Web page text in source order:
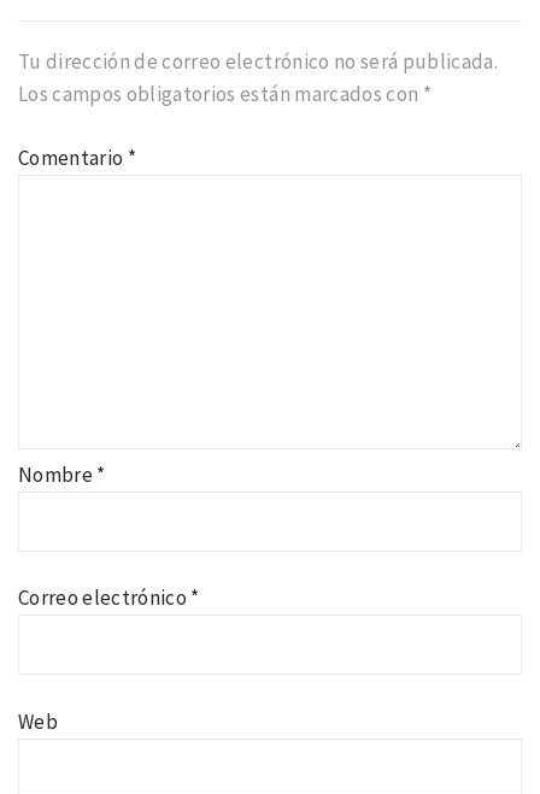
Tu dirección de correo electrónico no será publicada.
Los campos obligatorios están marcados con *
Comentario *
Nombre*
Correo electrónico *
Web